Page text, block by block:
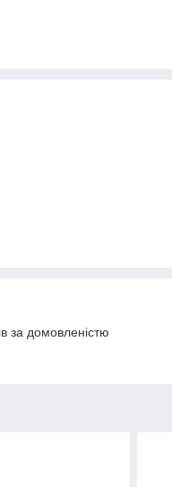
за домовленістю